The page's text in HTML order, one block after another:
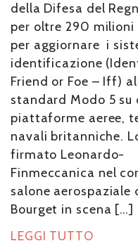
della Difesa del
per oltre 290 milioni
per aggiornare i
identificazione
Friend or Foe – Iff)
standard Modo 5 su
piattaforme aeree,
navali britanniche.
firmato Leonardo-
Finmeccanica nel
salone aerospaziale
Bourget in scena […]
LEGGI TUTTO